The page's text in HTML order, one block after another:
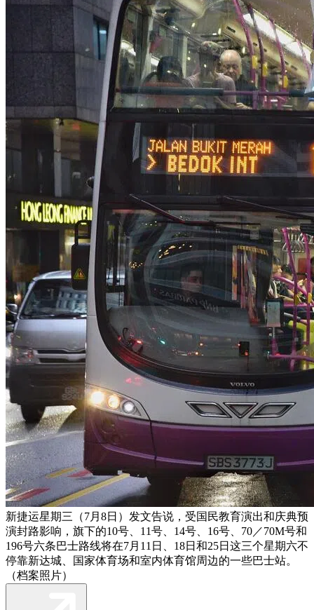
新捷运星期三（7月8日）发文告说，受国民教育演出和庆典预
演封路影响，旗下的10号、11号、14号、16号、70／70M号和
196号六条巴士路线将在7月11日、18日和25日这三个星期六不
停靠新达城、国家体育场和室内体育馆周边的一些巴士站。
（档案照片）